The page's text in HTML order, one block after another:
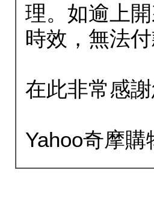
理。如逾上
時效，無法付
在此非常感
Yahoo奇摩